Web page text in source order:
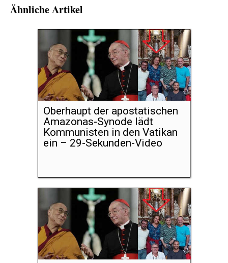
Ähnliche Artikel
Oberhaupt der apostatischen
Amazonas-Synode lädt
Kommunisten in den Vatikan
ein – 29-Sekunden-Video